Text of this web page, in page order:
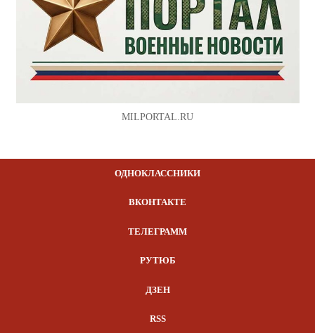
MILPORTAL.RU
ОДНОКЛАССНИКИ
ВКОНТАКТЕ
ТЕЛЕГРАММ
РУТЮБ
ДЗЕН
RSS